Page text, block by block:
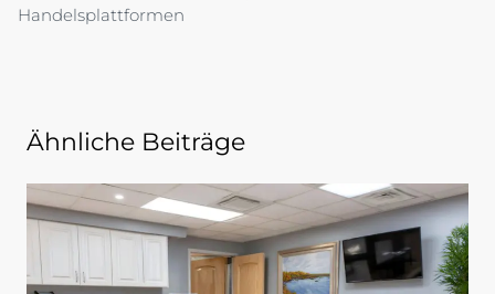
Handelsplattformen
Ähnliche Beiträge